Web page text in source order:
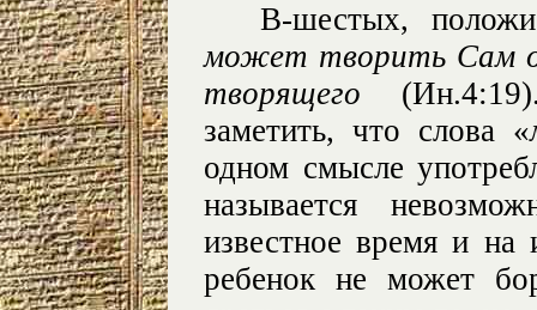
В-шестых,
может творить Сам
творящего
заметить, что слова «
одном смысле
называется
известное время и на
ребенок не может